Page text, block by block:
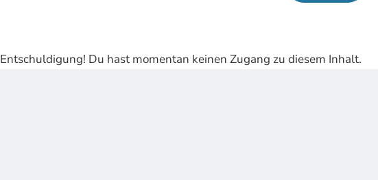
Entschuldigung! Du hast momentan keinen Zugang zu diesem Inhalt.